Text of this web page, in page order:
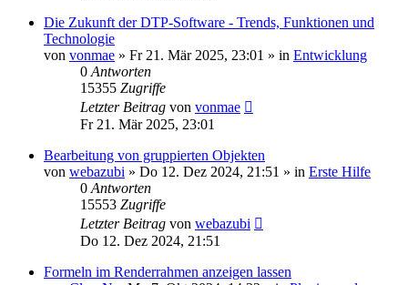
Die Zukunft der DTP-Software - Trends, Funktionen und
Technologie
von vonmae » Fr 21. Mär 2025, 23:01 » in Entwicklung
0 Antworten
15355 Zugriffe
Letzter Beitrag von vonmae
Fr 21. Mär 2025, 23:01
Bearbeitung von gruppierten Objekten
von webazubi » Do 12. Dez 2024, 21:51 » in Erste Hilfe
0 Antworten
15553 Zugriffe
Letzter Beitrag von webazubi
Do 12. Dez 2024, 21:51
Formeln im Renderrahmen anzeigen lassen